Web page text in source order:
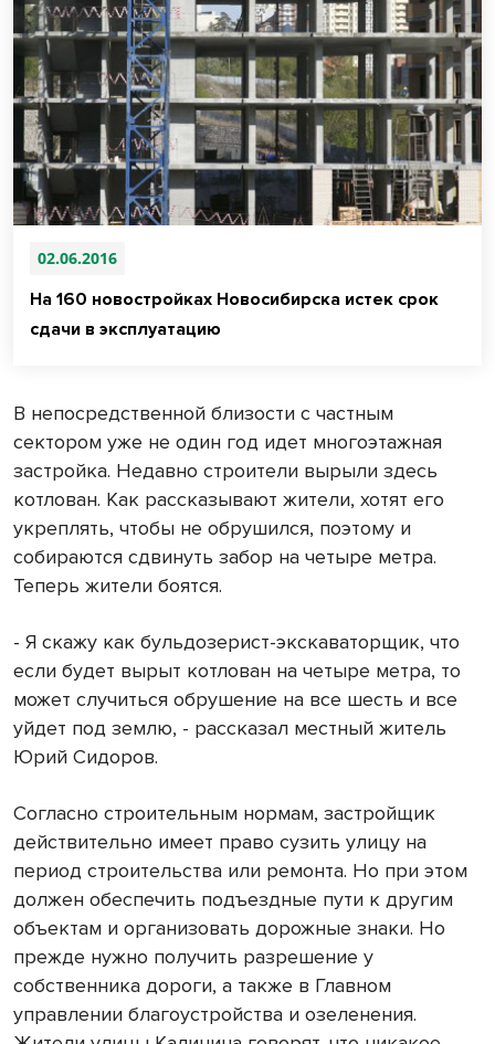
02.06.2016
На 160 новостройках Новосибирска истек срок
сдачи в эксплуатацию
В непосредственной близости с частным
сектором уже не один год идет многоэтажная
застройка. Недавно строители вырыли здесь
котлован. Как рассказывают жители, хотят его
укреплять, чтобы не обрушился, поэтому и
собираются сдвинуть забор на четыре метра.
Теперь жители боятся.
- Я скажу как бульдозерист-экскаваторщик, что
если будет вырыт котлован на четыре метра, то
может случиться обрушение на все шесть и все
уйдет под землю, - рассказал местный житель
Юрий Сидоров.
Согласно строительным нормам, застройщик
действительно имеет право сузить улицу на
период строительства или ремонта. Но при этом
должен обеспечить подъездные пути к другим
объектам и организовать дорожные знаки. Но
прежде нужно получить разрешение у
собственника дороги, а также в Главном
управлении благоустройства и озеленения.